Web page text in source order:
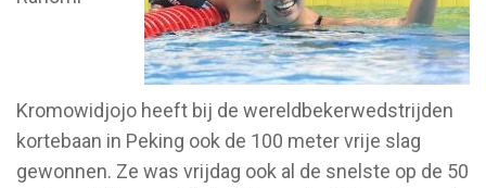
Kromowidjojo heeft bij de wereldbekerwedstrijden
kortebaan in Peking ook de 100 meter vrije slag
gewonnen. Ze was vrijdag ook al de snelste op de 50